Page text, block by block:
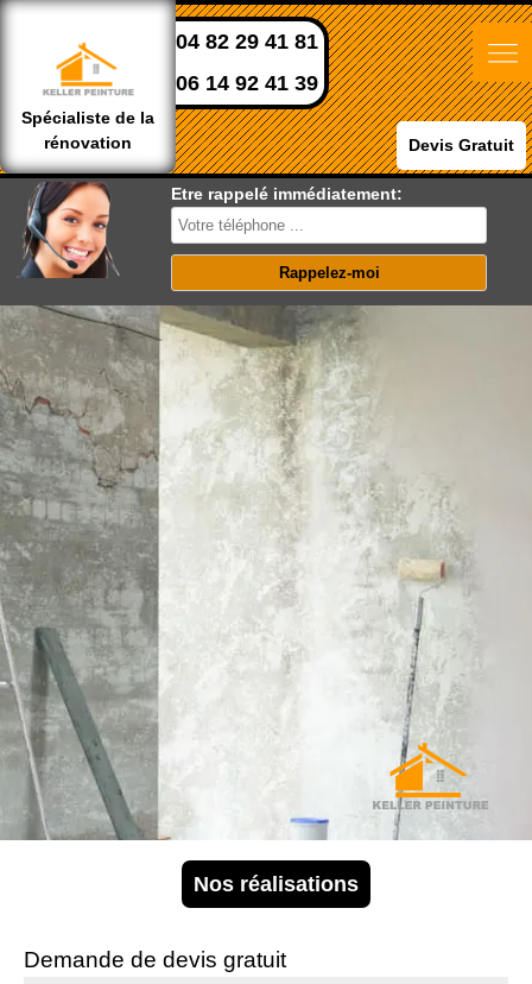
Spécialiste de la
rénovation
04 82 29 41 81
06 14 92 41 39
Devis Gratuit
Etre rappelé immédiatement:
Nos réalisations
Demande de devis gratuit